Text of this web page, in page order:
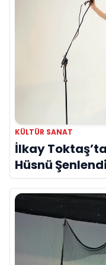
KÜLTÜR SANAT
İlkay
Hüsnü
duygusal bir
Gibi”